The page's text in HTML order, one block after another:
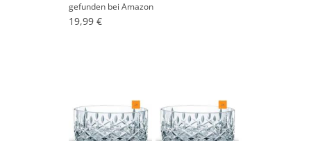
gefunden bei Amazon
19,99 €